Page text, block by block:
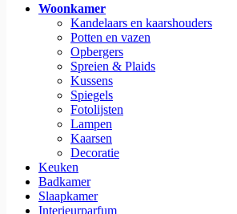
Woonkamer
Kandelaars en kaarshouders
Potten en vazen
Opbergers
Spreien & Plaids
Kussens
Spiegels
Fotolijsten
Lampen
Kaarsen
Decoratie
Keuken
Badkamer
Slaapkamer
Interieurparfum